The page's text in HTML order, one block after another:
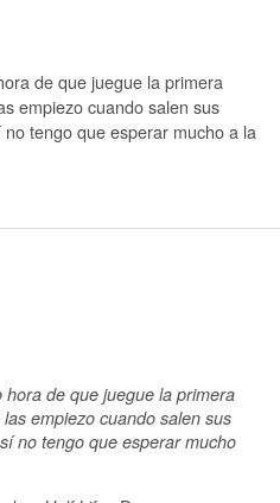
de que juegue la primera
empiezo cuando salen sus
tengo que esperar mucho a la
hora de que juegue la primera
empiezo cuando salen sus
no tengo que esperar mucho